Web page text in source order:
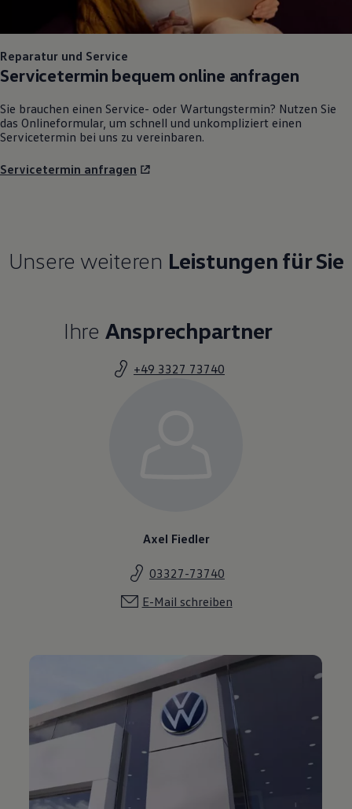
Reparatur und Service
Servicetermin bequem online anfragen
Sie brauchen einen Service- oder Wartungstermin? Nutzen Sie
das Onlineformular, um schnell und unkompliziert einen
Servicetermin bei uns zu vereinbaren.
Servicetermin anfragen
Unsere weiteren Leistungen für Sie
Ihre Ansprechpartner
+49 3327 73740
Axel Fiedler
03327-73740
E-Mail schreiben